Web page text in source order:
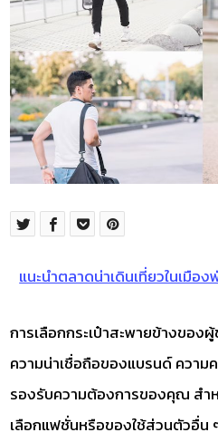
แนะนำตลาดน่าเดินเที่ยวในเมือง
การเลือกกระเป๋าสะพายข้างขอ
ความน่าเชื่อถือของแบรนด์ ความ
รองรับความต้องการของคุณ สำ
เลือกแฟชั่นหรือของใช้ส่วนตัวอื่น